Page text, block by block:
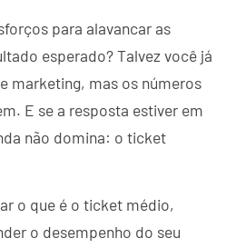
para alavancar as
esperado? Talvez você já
marketing, mas os números
E se a resposta estiver em
não domina: o ticket
o que é o ticket médio,
o desempenho do seu